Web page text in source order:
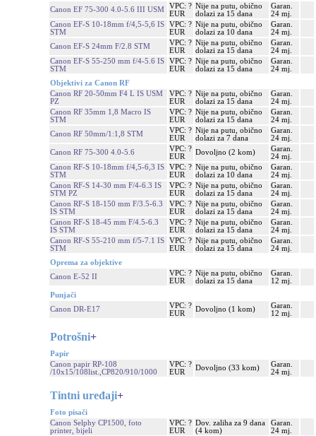
Canon EF 75-300 4.0-5.6 III USM
VPC: ?
EUR
Nije na putu, obično
dolazi za 15 dana
Garan.
24 mj.
Canon EF-S 10-18mm f/4,5-5,6 IS
STM
VPC: ?
EUR
Nije na putu, obično
dolazi za 10 dana
Garan.
24 mj.
Canon EF-S 24mm F/2.8 STM
VPC: ?
EUR
Nije na putu, obično
dolazi za 15 dana
Garan.
24 mj.
Canon EF-S 55-250 mm f/4-5.6 IS
STM
VPC: ?
EUR
Nije na putu, obično
dolazi za 15 dana
Garan.
24 mj.
Objektivi za Canon RF
Canon RF 20-50mm F4 L IS USM
PZ
VPC: ?
EUR
Nije na putu, obično
dolazi za 15 dana
Garan.
24 mj.
Canon RF 35mm 1,8 Macro IS
STM
VPC: ?
EUR
Nije na putu, obično
dolazi za 15 dana
Garan.
24 mj.
Canon RF 50mm/1:1,8 STM
VPC: ?
EUR
Nije na putu, obično
dolazi za 7 dana
Garan.
24 mj.
Canon RF 75-300 4.0-5.6
VPC: ?
EUR
Dovoljno (2 kom)
Garan.
24 mj.
Canon RF-S 10-18mm f/4,5-6,3 IS
STM
VPC: ?
EUR
Nije na putu, obično
dolazi za 10 dana
Garan.
24 mj.
Canon RF-S 14-30 mm F/4-6.3 IS
STM PZ
VPC: ?
EUR
Nije na putu, obično
dolazi za 15 dana
Garan.
24 mj.
Canon RF-S 18-150 mm F/3.5-6.3
IS STM
VPC: ?
EUR
Nije na putu, obično
dolazi za 15 dana
Garan.
24 mj.
Canon RF-S 18-45 mm F/4.5-6.3
IS STM
VPC: ?
EUR
Nije na putu, obično
dolazi za 15 dana
Garan.
24 mj.
Canon RF-S 55-210 mm f/5-7.1 IS
STM
VPC: ?
EUR
Nije na putu, obično
dolazi za 15 dana
Garan.
24 mj.
Oprema za objektive
Canon E-52 II
VPC: ?
EUR
Nije na putu, obično
dolazi za 15 dana
Garan.
12 mj.
Punjači
Canon DR-E17
VPC: ?
EUR
Dovoljno (1 kom)
Garan.
12 mj.
Potrošni+
Papir
Canon papir RP-108
/10x15/108list.,CP820/910/1000
VPC: ?
EUR
Dovoljno (33 kom)
Garan.
24 mj.
Tintni uređaji+
Foto pisači
Canon Selphy CP1500, foto
printer, bijeli
VPC: ?
EUR
Dov. zaliha za 9 dana
(4 kom)
Garan.
24 mj.